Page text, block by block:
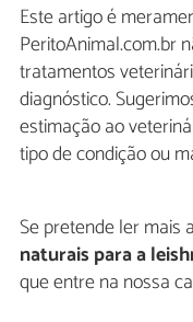
Este artigo é
PeritoAnimal.com.br
tratamentos
diagnóstico.
estimação ao
tipo de condição ou
Se pretende ler mais
naturais para a
que entre na nossa